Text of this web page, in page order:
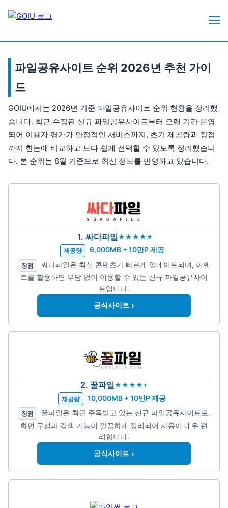
파일공유사이트 순위 2026년 추천 가이
드
GOIU에서는 2026년 기준 파일공유사이트 순위 현황을 정리했
습니다. 최근 수집된 신규 파일공유사이트부터 오랜 기간 운영
되어 이용자 평가가 안정적인 서비스까지, 초기 제공량과 장점
까지 한눈에 비교하고 보다 쉽게 선택할 수 있도록 정리했습니
다. 본 순위는 8월 기준으로 최신 정보를 반영하고 있습니다.
1. 싸다파일
제공량 6,000MB + 10만P 제공
장점
싸다파일은 최신 콘텐츠가 빠르게 업데이트되며, 이벤
트를 활용하면 부담 없이 이용할 수 있는 신규 파일공유사이
트입니다.
공식사이트 ›
2. 꿀파일
제공량 10,000MB + 10만P 제공
장점
꿀파일은 최근 주목받고 있는 신규 파일공유사이트로,
화면 구성과 검색 기능이 깔끔하게 정리되어 사용이 매우 편
리합니다.
공식사이트 ›